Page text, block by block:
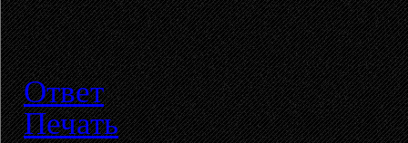
Ответ
Печать